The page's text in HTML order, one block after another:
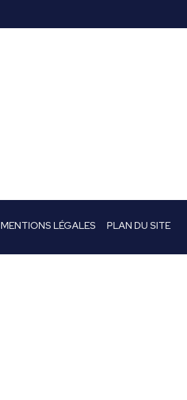
MENTIONS LÉGALES PLAN DU SITE